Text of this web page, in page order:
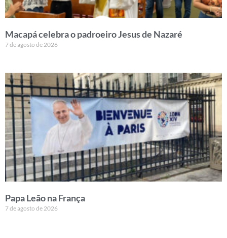
Macapá celebra o padroeiro Jesus de Nazaré
7 de agosto de 2026
Papa Leão na França
7 de agosto de 2026